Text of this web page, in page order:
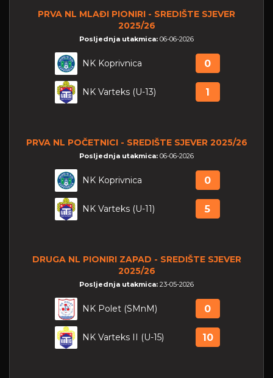
PRVA NL MLAĐI PIONIRI - SREDIŠTE SJEVER
2025/26
Posljednja utakmica: 06-06-2026
NK Koprivnica 0
NK Varteks (U-13) 1
PRVA NL POČETNICI - SREDIŠTE SJEVER 2025/26
Posljednja utakmica: 06-06-2026
NK Koprivnica 0
NK Varteks (U-11) 5
DRUGA NL PIONIRI ZAPAD - SREDIŠTE SJEVER
2025/26
Posljednja utakmica: 23-05-2026
NK Polet (SMnM) 0
NK Varteks II (U-15) 10